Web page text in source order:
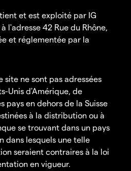
et est exploité par IG
l'adresse 42 Rue du Rhône,
et réglementée par la
site ne sont pas adressées
Unis d'Amérique, de
pays en dehors de la Suisse
à la distribution ou à
se trouvant dans un pays
dans lesquels une telle
seraient contraires à la loi
en vigueur.